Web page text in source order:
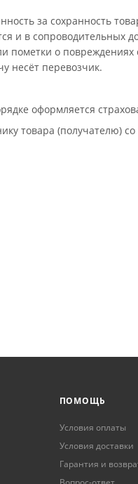
за сохранность
и в сопроводительных
о повреждениях
несёт перевозчик.
оформляется
товара (получателю)
ПОМОЩЬ
Условия оплаты
Условия доставки
Гарантия и